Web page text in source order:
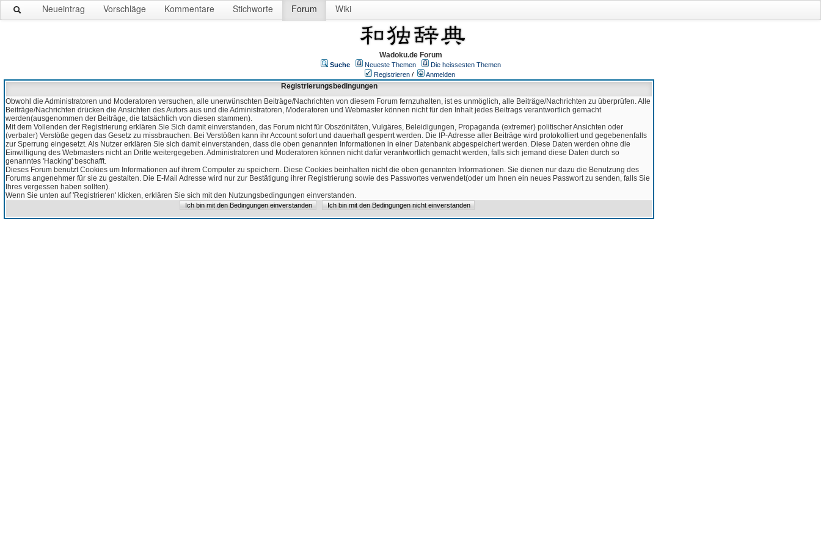
Neueintrag Vorschläge Kommentare Stichworte Forum Wiki
Wadoku.de Forum
Suche Neueste Themen
Die heissesten Themen
Registrieren / Anmelden
Registrierungsbedingungen
Obwohl die Administratoren und Moderatoren versuchen, alle unerwünschten Beiträge/Nachrichten von diesem Forum fernzuhalten, ist es unmöglich, alle Beiträge/Nachrichten zu überprüfen. Alle
Beiträge/Nachrichten drücken die Ansichten des Autors aus und die Administratoren, Moderatoren und Webmaster können nicht für den Inhalt jedes Beitrags verantwortlich gemacht
werden(ausgenommen der Beiträge, die tatsächlich von diesen stammen).
Mit dem Vollenden der Registrierung erklären Sie Sich damit einverstanden, das Forum nicht für Obszönitäten, Vulgäres, Beleidigungen, Propaganda (extremer) politischer Ansichten oder
(verbaler) Verstöße gegen das Gesetz zu missbrauchen. Bei Verstößen kann ihr Account sofort und dauerhaft gesperrt werden. Die IP-Adresse aller Beiträge wird protokolliert und gegebenenfalls
zur Sperrung eingesetzt. Als Nutzer erklären Sie sich damit einverstanden, dass die oben genannten Informationen in einer Datenbank abgespeichert werden. Diese Daten werden ohne die
Einwilligung des Webmasters nicht an Dritte weitergegeben. Administratoren und Moderatoren können nicht dafür verantwortlich gemacht werden, falls sich jemand diese Daten durch so
genanntes 'Hacking' beschafft.
Dieses Forum benutzt Cookies um Informationen auf ihrem Computer zu speichern. Diese Cookies beinhalten nicht die oben genannten Informationen. Sie dienen nur dazu die Benutzung des
Forums angenehmer für sie zu gestalten. Die E-Mail Adresse wird nur zur Bestätigung ihrer Registrierung sowie des Passwortes verwendet(oder um Ihnen ein neues Passwort zu senden, falls Sie
Ihres vergessen haben sollten).
Wenn Sie unten auf 'Registrieren' klicken, erklären Sie sich mit den Nutzungsbedingungen einverstanden.